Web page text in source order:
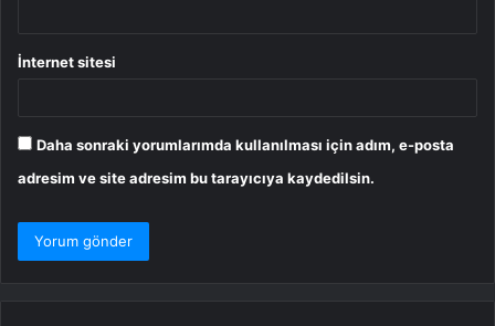
İnternet sitesi
Daha sonraki yorumlarımda kullanılması için adım, e-posta
adresim ve site adresim bu tarayıcıya kaydedilsin.